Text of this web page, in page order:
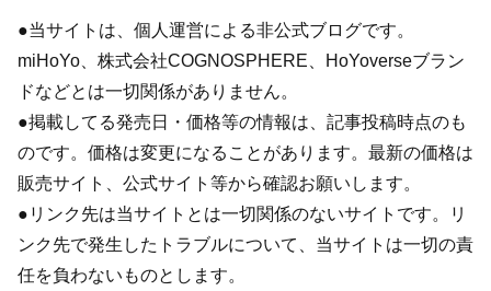
●当サイトは、個人運営による非公式ブログです。
miHoYo、株式会社COGNOSPHERE、HoYoverseブラン
ドなどとは一切関係がありません。
●掲載してる発売日・価格等の情報は、記事投稿時点のも
のです。価格は変更になることがあります。最新の価格は
販売サイト、公式サイト等から確認お願いします。
●リンク先は当サイトとは一切関係のないサイトです。リ
ンク先で発生したトラブルについて、当サイトは一切の責
任を負わないものとします。